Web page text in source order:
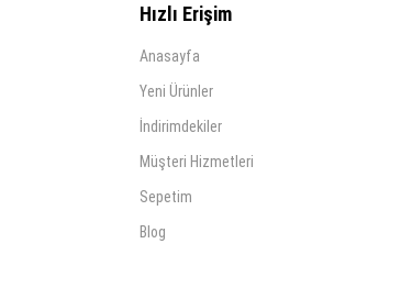
Hızlı Erişim
Anasayfa
Yeni Ürünler
İndirimdekiler
Müşteri Hizmetleri
Sepetim
Blog